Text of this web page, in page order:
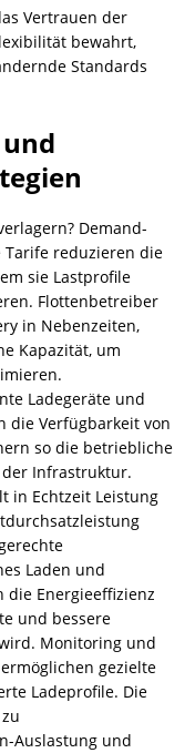
Vertrauen der
bewahrt,
Standards
Demand-
Tarife reduzieren die
sie Lastprofile
Flottenbetreiber
in Nebenzeiten,
Kapazität, um
Ladegeräte und
die Verfügbarkeit von
so die betriebliche
Infrastruktur.
in Echtzeit Leistung
Laden und
Energieeffizienz
und bessere
Monitoring und
gezielte
Ladeprofile. Die
Auslastung und